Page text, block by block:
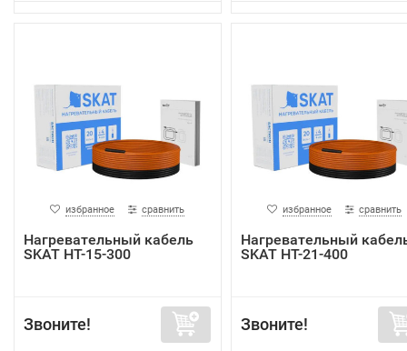
избранное сравнить
Нагревательный кабель
SKAT HT-15-300
Звоните!
избранное сравнить
Нагревательный
SKAT HT-21-400
Звоните!